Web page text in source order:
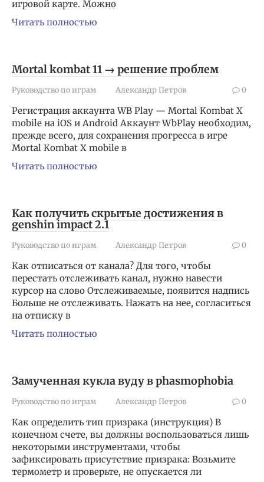
игровой карте. Можно
Читать полностью
Mortal kombat 11 → решение проблем
Руководство по играм Александр Петров 0
Регистрация аккаунта WB Play — Mortal Kombat X
mobile на iOS и Android Аккаунт WbPlay необходим,
прежде всего, для сохранения прогресса в игре
Mortal Kombat X mobile в
Читать полностью
Как получить скрытые достижения в
genshin impact 2.1
Руководство по играм Александр Петров 0
Как отписаться от канала? Для того, чтобы
перестать отслеживать канал, нужно навести
курсор на слово Отслеживаемые, появится надпись
Больше не отслеживать. Нажать на нее, согласиться
на отписку в
Читать полностью
Замученная кукла вуду в phasmophobia
Руководство по играм Александр Петров 0
Как определить тип призрака (инструкция) В
конечном счете, вы должны воспользоваться лишь
некоторыми инструментами, чтобы
зафиксировать присутствие призрака: Возьмите
термометр и проверьте, не опускается ли